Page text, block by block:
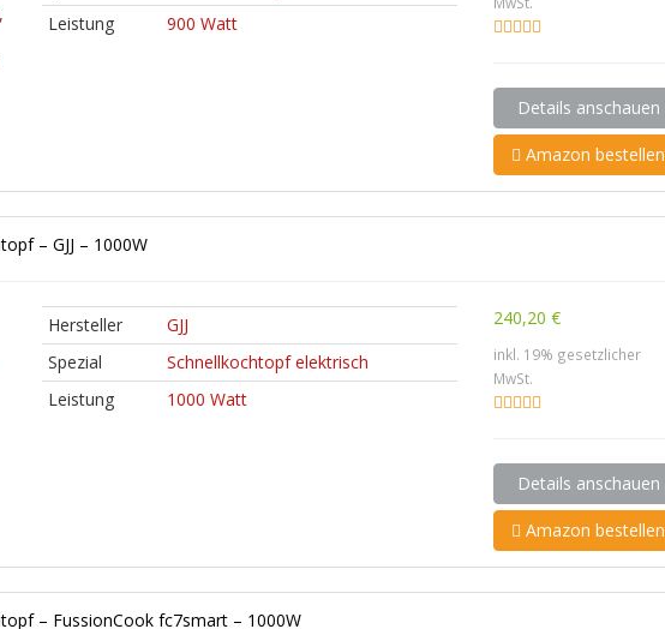
Details anschauen
Amazon bestellen
Leistung
900 Watt
– GJJ – 1000W
240,20 €
inkl. 19% gesetzlicher
MwSt.
Details anschauen
Amazon bestellen
Hersteller
GJJ
Spezial
Schnellkochtopf elektrisch
Leistung
1000 Watt
– FussionCook fc7smart – 1000W